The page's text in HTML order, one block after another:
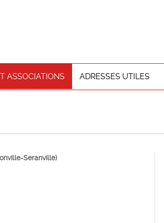
ASSOCIATIONS ADRESSES UTILES
Seranville)